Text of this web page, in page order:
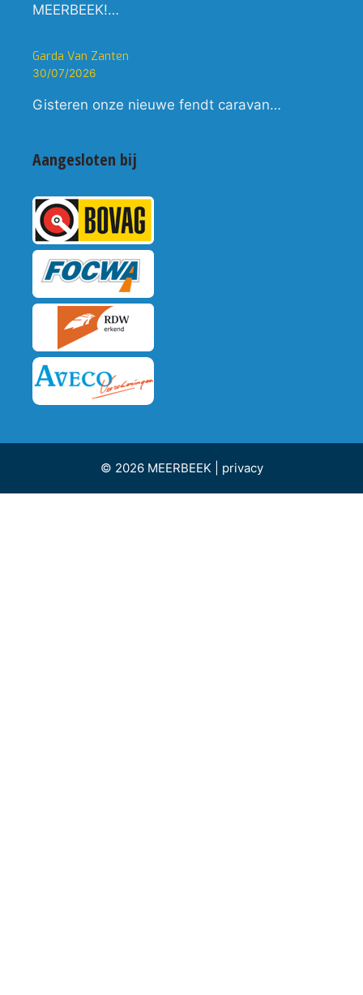
MEERBEEK!…
Garda Van Zanten
30/07/2026
Gisteren onze nieuwe fendt caravan…
Aangesloten bij
© 2026 MEERBEEK | privacy